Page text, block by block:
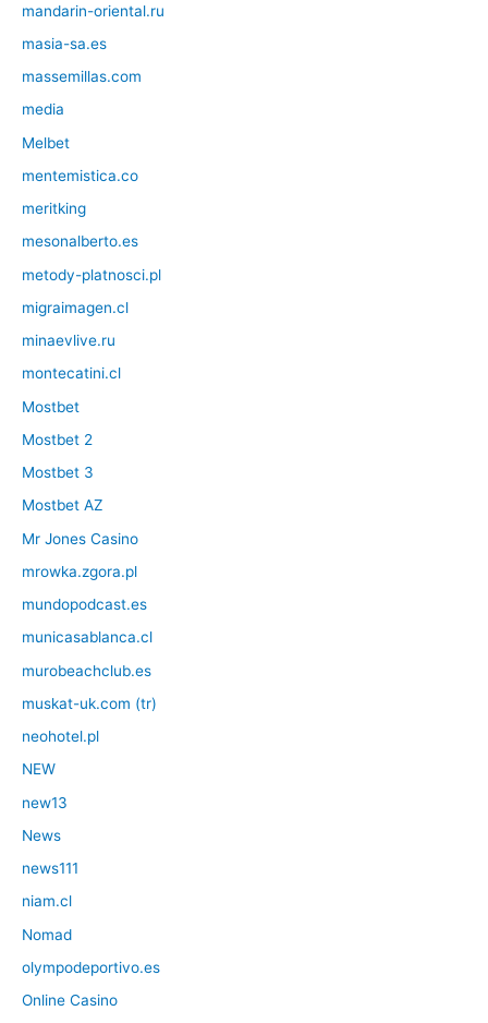
mandarin-oriental.ru
masia-sa.es
massemillas.com
media
Melbet
mentemistica.co
meritking
mesonalberto.es
metody-platnosci.pl
migraimagen.cl
minaevlive.ru
montecatini.cl
Mostbet
Mostbet 2
Mostbet 3
Mostbet AZ
Mr Jones Casino
mrowka.zgora.pl
mundopodcast.es
municasablanca.cl
murobeachclub.es
muskat-uk.com (tr)
neohotel.pl
NEW
new13
News
news111
niam.cl
Nomad
olympodeportivo.es
Online Casino